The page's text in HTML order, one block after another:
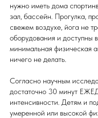
нужно иметь дома
зал, бассейн. Прогулка,
свежем воздухе, йога не
оборудования и
минимальная физическая
ничего не делать.
Согласно научным
достаточно 30 минут
интенсивности. Детям и
умеренной или высокой